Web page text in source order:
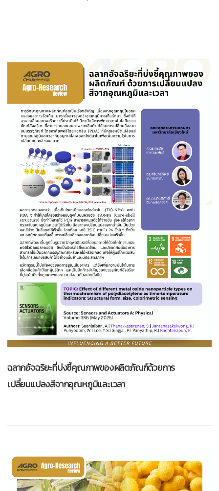
ฉลากอัจฉริยะที่บ่งชี้คุณภาพของผลิตภัณฑ์ด้วยการ
เปลี่ยนแปลงสีจากอุณหภูมิและเวลา